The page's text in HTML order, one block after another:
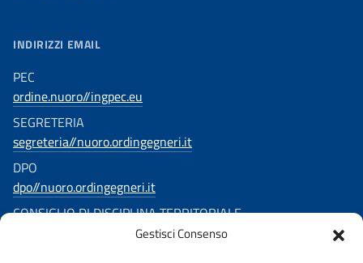
Gestisci Consenso
INDIRIZZI EMAIL
PEC
ordine.nuoro//ingpec.eu
SEGRETERIA
segreteria//nuoro.ordingegneri.it
DPO
dpo//nuoro.ordingegneri.it
CONSIGLIO DI DISCIPLINA TERRITORIALE
consigliodisciplina.ingegnerinuoro//ingpec.eu